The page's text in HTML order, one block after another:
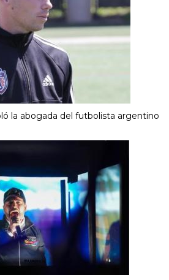
la abogada del futbolista argentino